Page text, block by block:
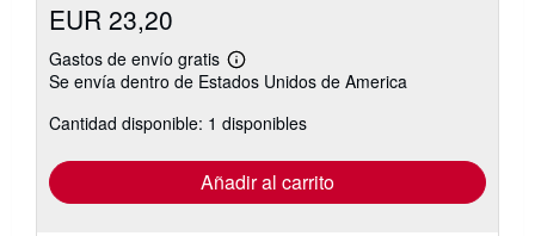
EUR 23,20
Gastos de envío gratis
Más
información
las
tarifas
envío
Se envía dentro de Estados Unidos de America
Cantidad disponible: 1 disponibles
Añadir al carrito